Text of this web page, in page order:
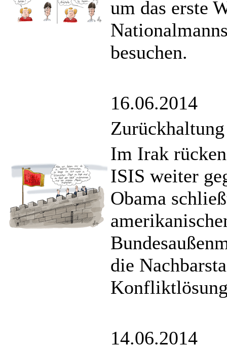
um das erste
besuchen.
16.06.2014
Zurückhaltung
Im Irak
ISIS weiter
Obama
die
14.06.2014